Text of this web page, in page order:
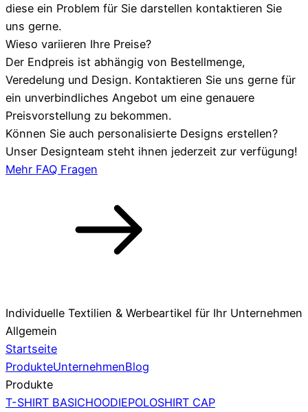
diese ein Problem für Sie darstellen kontaktieren Sie
uns gerne.
Wieso variieren Ihre Preise?
Der Endpreis ist abhängig von Bestellmenge,
Veredelung und Design. Kontaktieren Sie uns gerne für
ein unverbindliches Angebot um eine genauere
Preisvorstellung zu bekommen.
Können Sie auch personalisierte Designs erstellen?
Unser Designteam steht ihnen jederzeit zur verfügung!
Mehr FAQ Fragen
Individuelle Textilien & Werbeartikel für Ihr Unternehmen
Allgemein
Startseite
ProdukteUnternehmenBlog
Produkte
T-SHIRT BASICHOODIEPOLOSHIRT CAP